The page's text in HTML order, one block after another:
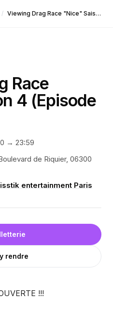
/ Viewing Drag Race "Nice" Saison 4 (Episode 2)
Race
4 (Episode
→ 23:59
de Riquier, 06300
entertainment Paris
rendre
!!!